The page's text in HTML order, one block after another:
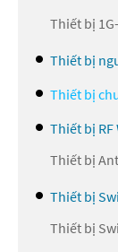
Thiết bị
Thiết bị
Thiết bị
Thiết bị RF
Thiết bị
Thiết bị
Thiết bị